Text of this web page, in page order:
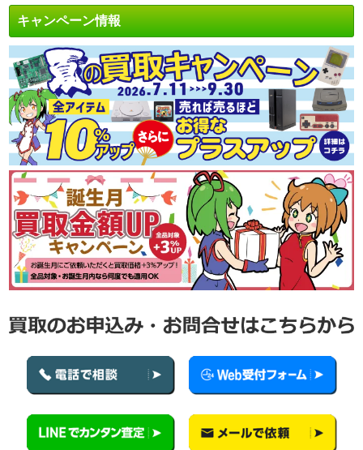
キャンペーン情報